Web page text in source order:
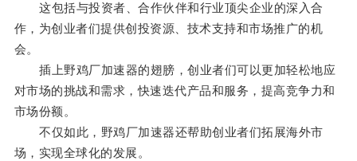
这包括与投资者、合作伙伴和行业顶尖企业的深入合
作，为创业者们提供创投资源、技术支持和市场推广的机
会。
插上野鸡厂加速器的翅膀，创业者们可以更加轻松地应
对市场的挑战和需求，快速迭代产品和服务，提高竞争力和
市场份额。
不仅如此，野鸡厂加速器还帮助创业者们拓展海外市
场，实现全球化的发展。